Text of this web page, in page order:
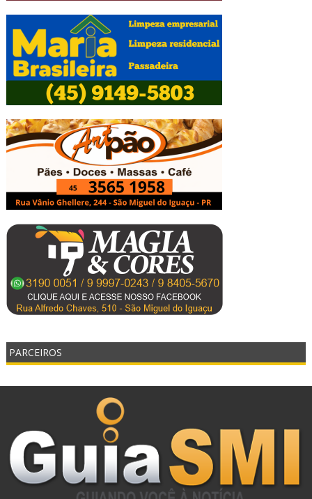
PARCEIROS